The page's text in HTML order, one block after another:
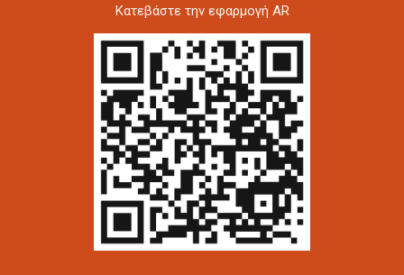
Kατεβάστε την εφαρμογή AR